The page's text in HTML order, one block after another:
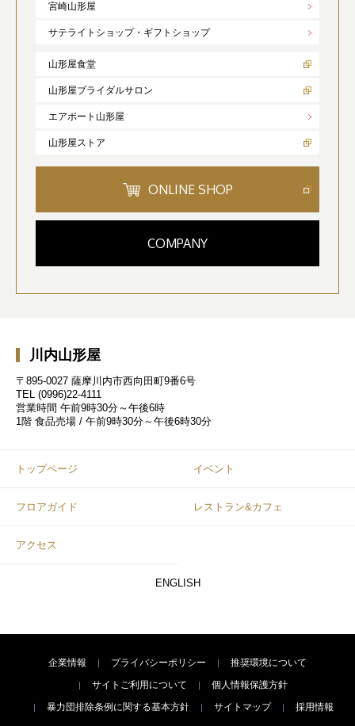
宮崎山形屋
サテライトショップ・ギフトショップ
山形屋食堂
山形屋ブライダルサロン
エアポート山形屋
山形屋ストア
ONLINE SHOP
COMPANY
川内山形屋
〒895-0027 薩摩川内市西向田町9番6号
TEL (0996)22-4111
営業時間 午前9時30分～午後6時
1階 食品売場 / 午前9時30分～午後6時30分
トップページ イベント
フロアガイド レストラン&カフェ
アクセス
ENGLISH
企業情報 プライバシーポリシー
推奨環境について
サイトご利用について
個人情報保護方針
暴力団排除条例に関する基本方針
サイトマップ 採用情報